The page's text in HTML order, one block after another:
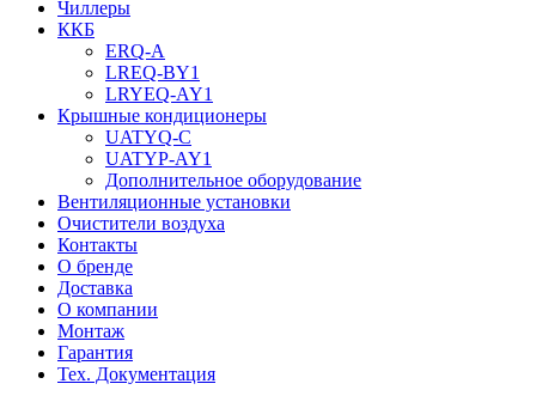
Чиллеры
ККБ
ERQ-A
LREQ-BY1
LRYEQ-AY1
Крышные кондиционеры
UATYQ-C
UATYP-AY1
Дополнительное оборудование
Вентиляционные установки
Очистители воздуха
Контакты
О бренде
Доставка
О компании
Монтаж
Гарантия
Тех. Документация